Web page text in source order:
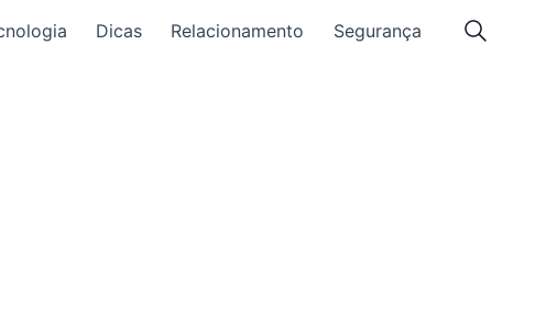
Dicas Relacionamento Segurança